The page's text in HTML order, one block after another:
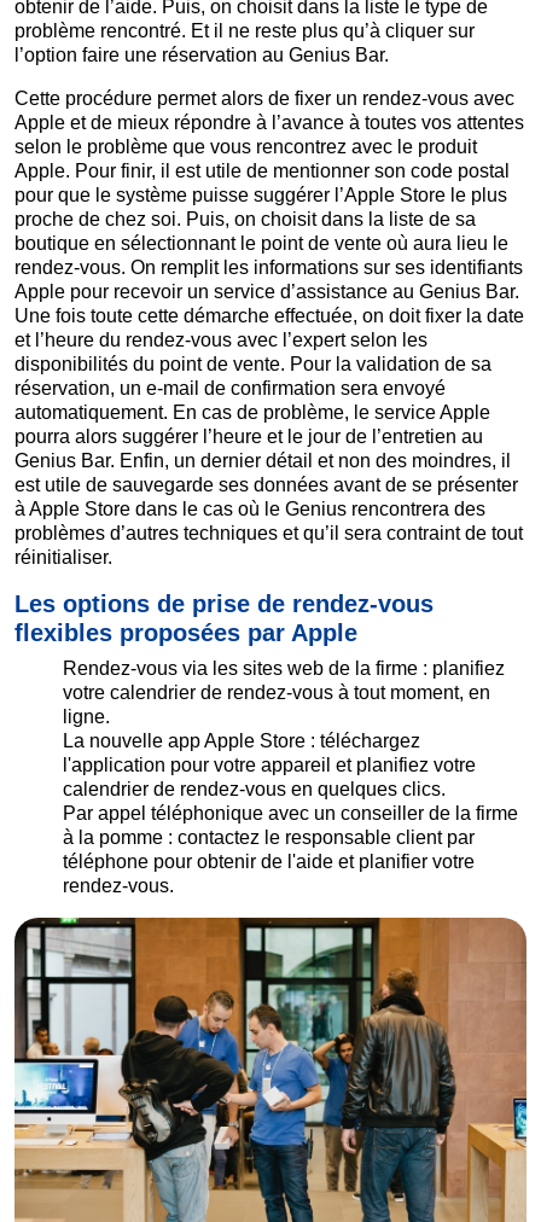
obtenir de l’aide. Puis, on choisit dans la liste le type de
problème rencontré. Et il ne reste plus qu’à cliquer sur
l’option faire une réservation au Genius Bar.
Cette procédure permet alors de fixer un rendez-vous avec
Apple et de mieux répondre à l’avance à toutes vos attentes
selon le problème que vous rencontrez avec le produit
Apple. Pour finir, il est utile de mentionner son code postal
pour que le système puisse suggérer l’Apple Store le plus
proche de chez soi. Puis, on choisit dans la liste de sa
boutique en sélectionnant le point de vente où aura lieu le
rendez-vous. On remplit les informations sur ses identifiants
Apple pour recevoir un service d’assistance au Genius Bar.
Une fois toute cette démarche effectuée, on doit fixer la date
et l’heure du rendez-vous avec l’expert selon les
disponibilités du point de vente. Pour la validation de sa
réservation, un e-mail de confirmation sera envoyé
automatiquement. En cas de problème, le service Apple
pourra alors suggérer l’heure et le jour de l’entretien au
Genius Bar. Enfin, un dernier détail et non des moindres, il
est utile de sauvegarde ses données avant de se présenter
à Apple Store dans le cas où le Genius rencontrera des
problèmes d’autres techniques et qu’il sera contraint de tout
réinitialiser.
Les options de prise de rendez-vous
flexibles proposées par Apple
Rendez-vous via les sites web de la firme : planifiez
votre calendrier de rendez-vous à tout moment, en
ligne.
La nouvelle app Apple Store : téléchargez
l'application pour votre appareil et planifiez votre
calendrier de rendez-vous en quelques clics.
Par appel téléphonique avec un conseiller de la firme
à la pomme : contactez le responsable client par
téléphone pour obtenir de l'aide et planifier votre
rendez-vous.